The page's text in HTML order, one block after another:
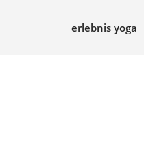
erlebnis yoga